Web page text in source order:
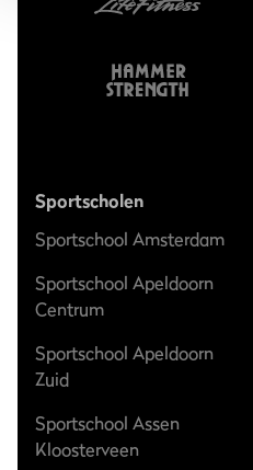
Sportscholen
Sportschool Amsterdam
Sportschool Apeldoorn
Centrum
Sportschool Apeldoorn
Zuid
Sportschool Assen
Kloosterveen